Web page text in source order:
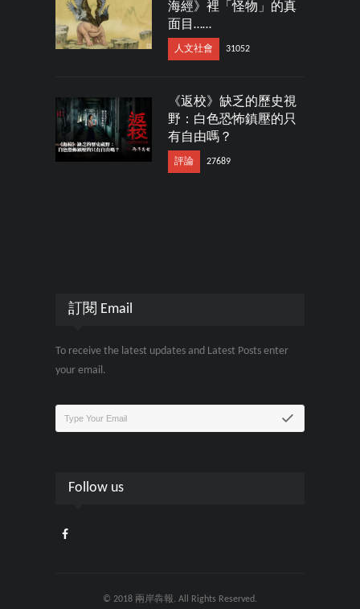
海經》裡「怪物」的真
面目……
人文社會 31052
《返校》缺乏的歷史視
野：白色恐怖鎮壓的只
有自由嗎？
評論 27689
訂閱 Email
To receive the latest updates and Latest Posts enter
your email.
Follow us
© 2018 兩岸犇報. All Rights Reserved.